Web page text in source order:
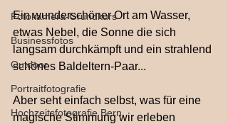
Fotokamera-Grundkurs
Businessfotos
Outdoor
Portraitfotografie
Hochzeitsfotografie Bern
Ein wunderschöner Ort am Wasser,
etwas Nebel, die Sonne die sich
langsam durchkämpft und ein strahlend
schönes Baldeltern-Paar...
Aber seht einfach selbst, was für eine
magische Stimmung wir erleben